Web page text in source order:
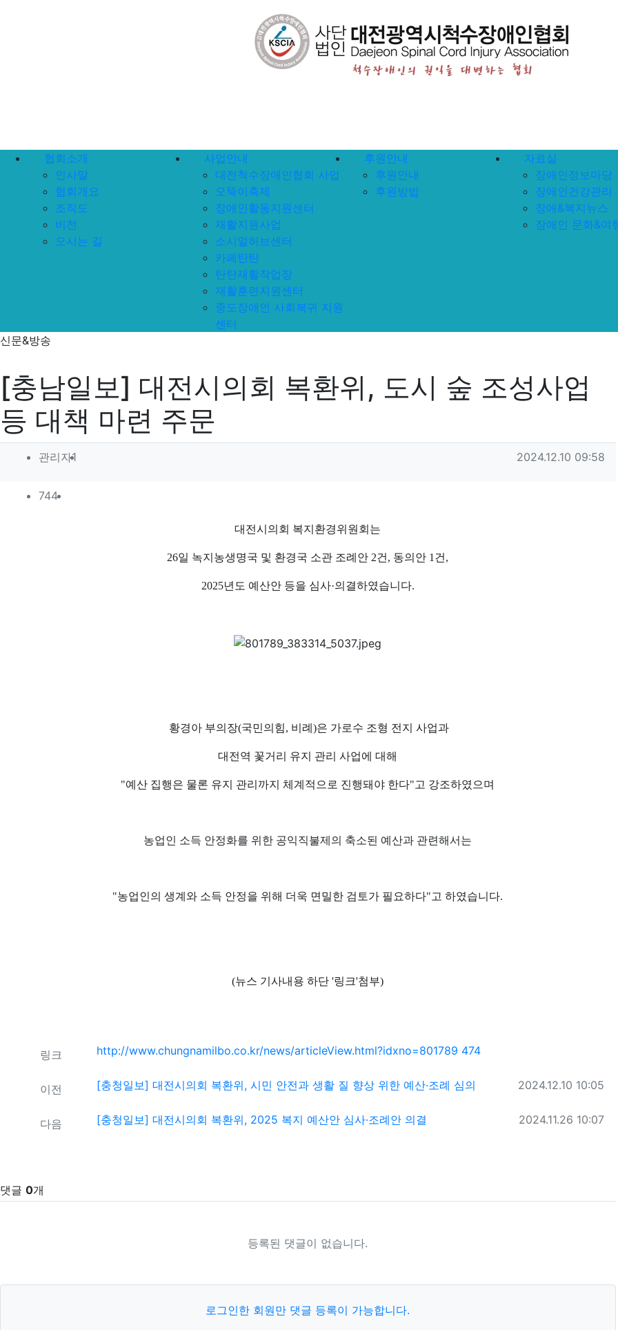
메인 메뉴
협회소개
인사말
협회개요
조직도
비전
오시는 길
사업안내
대전척수장애인협회 사업
오뚝이축제
장애인활동지원센터
재활지원사업
소시얼허브센터
카페탄탄
탄탄재활작업장
재활훈련지원센터
중도장애인 사회복귀 지원
센터
후원안내
후원안내
후원방법
자료실
장애인정보마당
장애인건강관리
장애&복지뉴스
장애인 문화&여
신문&방송
[충남일보] 대전시의회 복환위, 도시 숲 조성사업
등 대책 마련 주문
작성자 정보
관리자1 작성일
2024.12.10 09:58
컨텐츠 정보
744조회
대전시의회 복지환경위원회는
26일 녹지농생명국 및 환경국 소관 조례안 2건, 동의안 1건,
2025년도 예산안 등을 심사·의결하였습니다.
황경아 부의장(국민의힘, 비례)은 가로수 조형 전지 사업과
대전역 꽃거리 유지 관리 사업에 대해
"예산 집행은 물론 유지 관리까지 체계적으로 진행돼야 한다"고 강조하였으며
농업인 소득 안정화를 위한 공익직불제의 축소된 예산과 관련해서는
"농업인의 생계와 소득 안정을 위해 더욱 면밀한 검토가 필요하다"고 하였습니다.
(뉴스 기사내용 하단 '링크'첨부)
링크 http://www.chungnamilbo.co.kr/news/articleView.html?idxno=801789 474회 연결
이전 [충청일보] 대전시의회 복환위, 시민 안전과 생활 질 향상 위한 예산·조례 심의 작성일
2024.12.10 10:05
다음 [충청일보] 대전시의회 복환위, 2025 복지 예산안 심사·조례안 의결 작성일
2024.11.26 10:07
댓글 0개
등록된 댓글이 없습니다.
로그인한 회원만 댓글 등록이 가능합니다.